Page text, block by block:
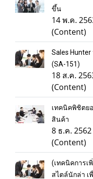
ขึ้น
14 พ.ค.
(Content)
Sales
(SA-151)
18 ส.ค.
(Content)
เทคนิคพิชิตย
สินค้า
8 ธ.ค. 2562
(Content)
(เทคนิคการเ
สไตล์นักล่า เ